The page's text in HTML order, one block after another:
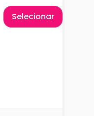
Selecionar